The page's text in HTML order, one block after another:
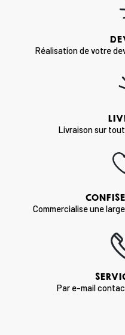
Réalisation de votre
Livraison sur
Commercialise une
Par e-mail